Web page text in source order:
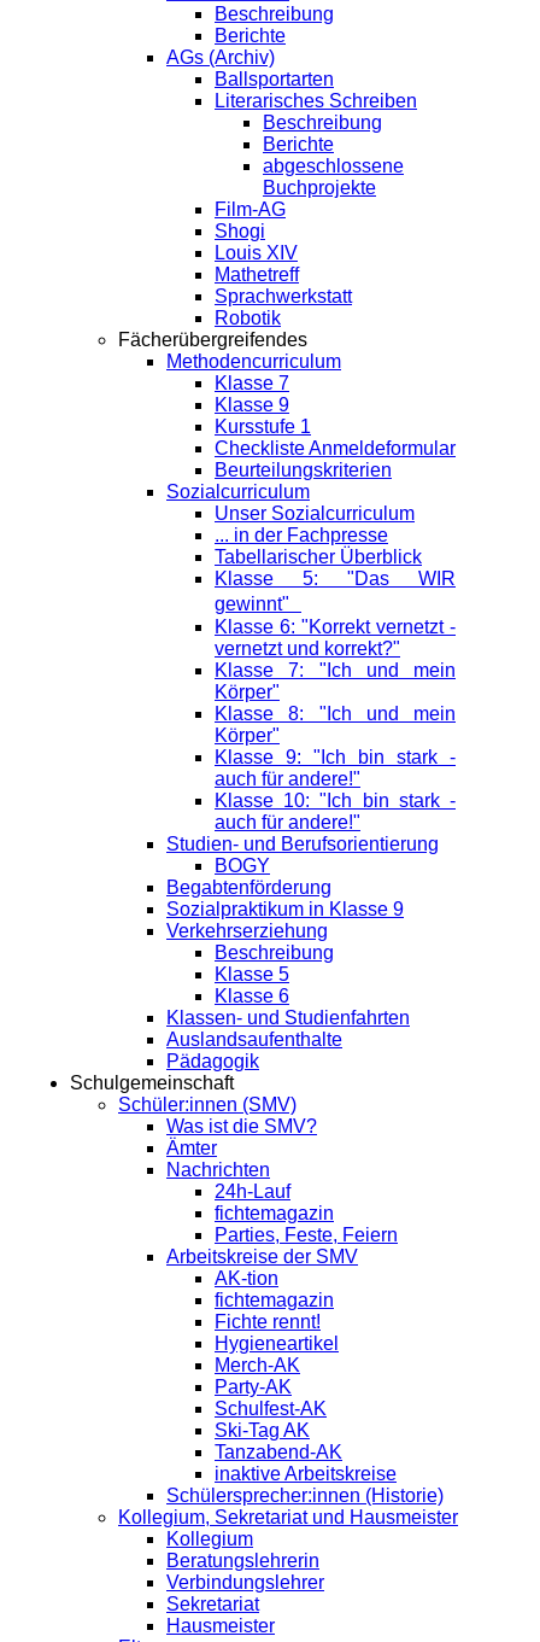
Beschreibung
Berichte
AGs (Archiv)
Ballsportarten
Literarisches Schreiben
Beschreibung
Berichte
abgeschlossene
Buchprojekte
Film-AG
Shogi
Louis XIV
Mathetreff
Sprachwerkstatt
Robotik
Fächerübergreifendes
Methodencurriculum
Klasse 7
Klasse 9
Kursstufe 1
Checkliste Anmeldeformular
Beurteilungskriterien
Sozialcurriculum
Unser Sozialcurriculum
... in der Fachpresse
Tabellarischer Überblick
Klasse 5: "Das WIR
gewinnt"
Klasse 6: "Korrekt vernetzt -
vernetzt und korrekt?"
Klasse 7: "Ich und mein
Körper"
Klasse 8: "Ich und mein
Körper"
Klasse 9: "Ich bin stark -
auch für andere!"
Klasse 10: "Ich bin stark -
auch für andere!"
Studien- und Berufsorientierung
BOGY
Begabtenförderung
Sozialpraktikum in Klasse 9
Verkehrserziehung
Beschreibung
Klasse 5
Klasse 6
Klassen- und Studienfahrten
Auslandsaufenthalte
Pädagogik
Schulgemeinschaft
Schüler:innen (SMV)
Was ist die SMV?
Ämter
Nachrichten
24h-Lauf
fichtemagazin
Parties, Feste, Feiern
Arbeitskreise der SMV
AK-tion
fichtemagazin
Fichte rennt!
Hygieneartikel
Merch-AK
Party-AK
Schulfest-AK
Ski-Tag AK
Tanzabend-AK
inaktive Arbeitskreise
Schülersprecher:innen (Historie)
Kollegium, Sekretariat und Hausmeister
Kollegium
Beratungslehrerin
Verbindungslehrer
Sekretariat
Hausmeister